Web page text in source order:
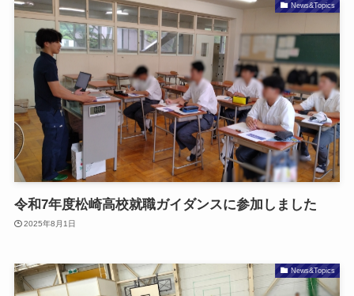
News&Topics
令和7年度松崎高校就職ガイダンスに参加しました
2025年8月1日
News&Topics